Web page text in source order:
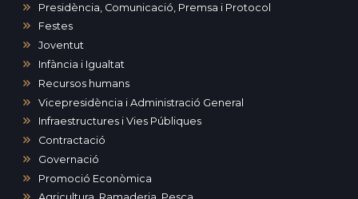
Presidència, Comunicació, Premsa i Protocol
Festes
Joventut
Infància i Igualtat
Recursos humans
Vicepresidència i Administració General
Infraestructures i Vies Públiques
Contractació
Governació
Promoció Econòmica